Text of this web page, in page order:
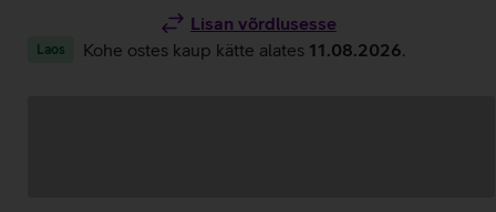
Lisan võrdlusesse
Laos Kohe ostes kaup kätte alates 11.08.2026